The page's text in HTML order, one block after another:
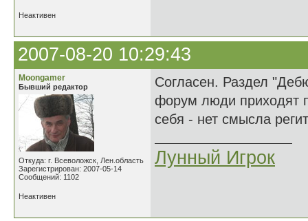
Неактивен
2007-08-20 10:29:43
Moongamer
Бывший редактор
Откуда: г. Всеволожск, Лен.область
Зарегистрирован: 2007-05-14
Сообщений: 1102
Согласен. Раздел
форум люди приходят
себя - нет смысла
Лунный Игрок
Неактивен